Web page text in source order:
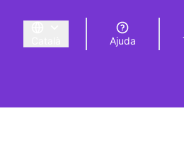
Triar la llengua Elegir el idioma
Ajuda